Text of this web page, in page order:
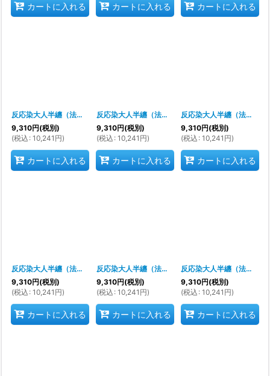
カートに入れる カートに入れる カートに入れる
反応染大人半纏（法被） s9244]
9,310円(税別)
(税込 : 10,241 円)
カートに入れる
反応染大人半纏（法被） s9224]
9,310円(税別)
(税込 : 10,241 円)
カートに入れる
反応染大人半纏（法被）
9,310円(税別)
(税込 : 10,241 円)
カートに入れる
反応染大人半纏（法被） s9219]
9,310円(税別)
(税込 : 10,241 円)
カートに入れる
反応染大人半纏（法被） s9235]
9,310円(税別)
(税込 : 10,241 円)
カートに入れる
反応染大人半纏（法被）
9,310円(税別)
(税込 : 10,241 円)
カートに入れる